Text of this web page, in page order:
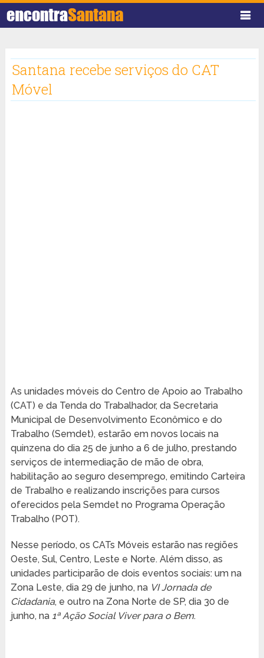
Santana recebe serviços do CAT
Móvel
As unidades móveis do Centro de Apoio ao Trabalho
(CAT) e da Tenda do Trabalhador, da Secretaria
Municipal de Desenvolvimento Econômico e do
Trabalho (Semdet), estarão em novos locais na
quinzena do dia 25 de junho a 6 de julho, prestando
serviços de intermediação de mão de obra,
habilitação ao seguro desemprego, emitindo Carteira
de Trabalho e realizando inscrições para cursos
oferecidos pela Semdet no Programa Operação
Trabalho (POT).
Nesse período, os CATs Móveis estarão nas regiões
Oeste, Sul, Centro, Leste e Norte. Além disso, as
unidades participarão de dois eventos sociais: um na
Zona Leste, dia 29 de junho, na VI Jornada de
Cidadania, e outro na Zona Norte de SP, dia 30 de
junho, na 1ª Ação Social Viver para o Bem.